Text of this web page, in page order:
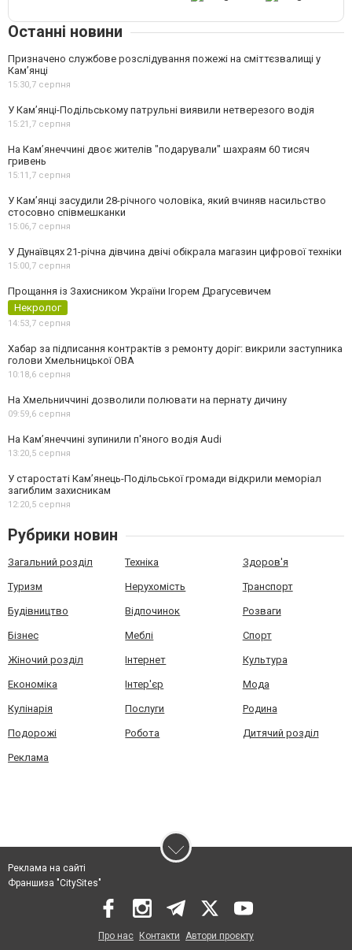
Останні новини
Призначено службове розслідування пожежі на сміттєзвалищі у
Кам’янці
15:30,7 серпня
У Кам’янці-Подільському патрульні виявили нетверезого водія
15:21,7 серпня
На Камʼянеччині двоє жителів "подарували" шахраям 60 тисяч
гривень
15:11,7 серпня
У Камʼянці засудили 28-річного чоловіка, який вчиняв насильство
стосовно співмешканки
15:06,7 серпня
У Дунаївцях 21-річна дівчина двічі обікрала магазин цифрової техніки
15:00,7 серпня
Прощання із Захисником України Ігорем Драгусевичем
Некролог
14:53,7 серпня
Хабар за підписання контрактів з ремонту доріг: викрили заступника
голови Хмельницької ОВА
10:18,6 серпня
На Хмельниччині дозволили полювати на пернату дичину
09:59,6 серпня
На Камʼянеччині зупинили п'яного водія Audi
13:20,5 серпня
У старостаті Кам’янець-Подільської громади відкрили меморіал
загиблим захисникам
12:20,5 серпня
Рубрики новин
Загальний розділ Техніка Здоров'я
Туризм Нерухомість Транспорт
Будівництво Відпочинок Розваги
Бізнес Меблі Спорт
Жіночий розділ Інтернет Культура
Економіка Інтер'єр Мода
Кулінарія Послуги Родина
Подорожі Робота Дитячий розділ
Реклама
Реклама на сайті
Франшиза "CitySites"
Про нас Контакти Автори проєкту